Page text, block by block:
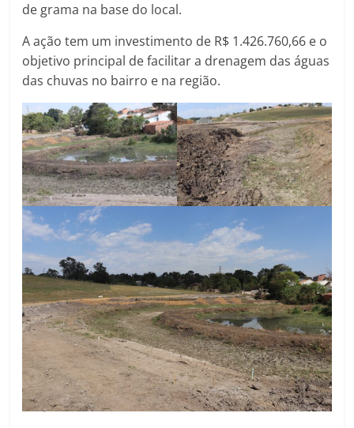
de grama na base do local.
A ação tem um investimento de R$ 1.426.760,66 e o
objetivo principal de facilitar a drenagem das águas
das chuvas no bairro e na região.